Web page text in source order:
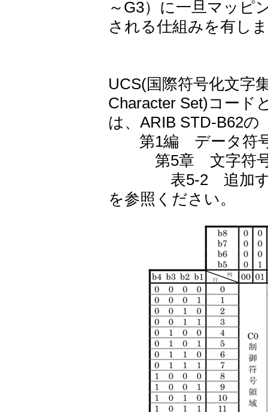
～G3）に一旦マッピ
される仕組みを有し
UCS(国際符号化文字
Character Set)コード
は、ARIB STD-B62の
第1編 データ符
第5章 文字符
表5-2 追加する
を参照ください。